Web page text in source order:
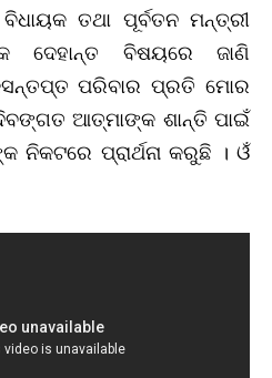
ତଥା ପୂର୍ବତନ ମନ୍ତ୍ରୀ
ଦେହାନ୍ତ ବିଷୟରେ ଜାଣି
ପରିବାର ପ୍ରତି ମୋର
ଆତ୍ମାଙ୍କ ଶାନ୍ତି ପାଇଁ
ନିକଟରେ ପ୍ରାର୍ଥନା କରୁଛି । ଓଁ